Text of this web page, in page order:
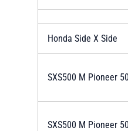
Honda Side X Side
SXS500 M Pioneer
SXS500 M Pioneer